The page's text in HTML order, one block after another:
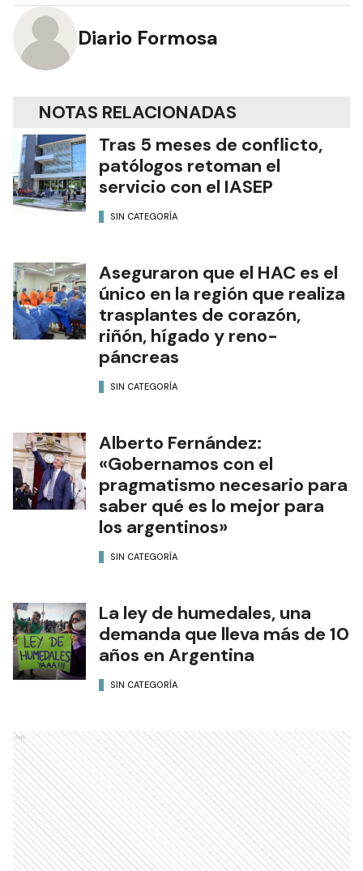
Diario Formosa
NOTAS RELACIONADAS
Tras 5 meses de conflicto,
patólogos retoman el
servicio con el IASEP
SIN CATEGORÍA
Aseguraron que el HAC es el
único en la región que realiza
trasplantes de corazón,
riñón, hígado y reno-
páncreas
SIN CATEGORÍA
Alberto Fernández:
«Gobernamos con el
pragmatismo necesario para
saber qué es lo mejor para
los argentinos»
SIN CATEGORÍA
La ley de humedales, una
demanda que lleva más de 10
años en Argentina
SIN CATEGORÍA
Ads